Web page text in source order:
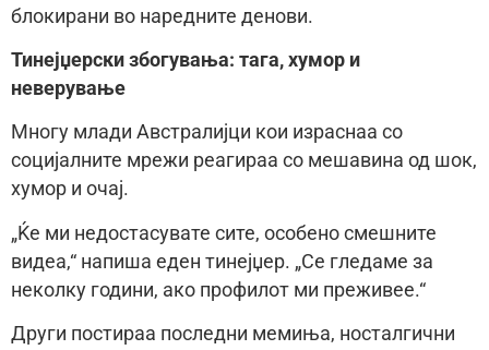
блокирани во наредните денови.
Тинејџерски збогувања: тага, хумор и
неверување
Многу млади Австралијци кои израснаа со
социјалните мрежи реагираа со мешавина од шок,
хумор и очај.
„Ќе ми недостасувате сите, особено смешните
видеа,“ напиша еден тинејџер. „Се гледаме за
неколку години, ако профилот ми преживее.“
Други постираа последни мемиња, носталгични